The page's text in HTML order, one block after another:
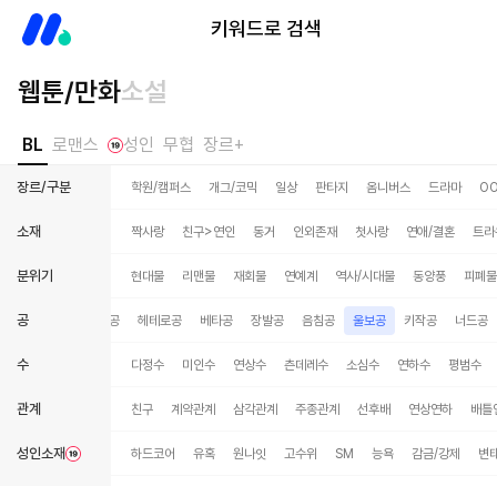
키워드로 검색
웹툰/만화소설
BL 로맨스 성인 무협 장르+
장르/구분 학원/캠퍼스 개그/코믹 일상 판타지 옴니버스 드라마
소재 짝사랑 친구>연인 동거 인외존재 첫사랑 연애/결혼 트
분위기 현대물 리맨물 재회물 연예계 역사/시대물 동양풍 피폐물
공
또라이공 쓰레기공 헤테로공 베타공 장발공 음침공 울보공 키작공 너드공
수 다정수 미인수 연상수 츤데레수 소심수 연하수 평범수
관계 친구 계약관계 삼각관계 주종관계 선후배 연상연하 배틀
성인소재 하드코어 유혹 원나잇 고수위 SM 능욕 감금/강제 변